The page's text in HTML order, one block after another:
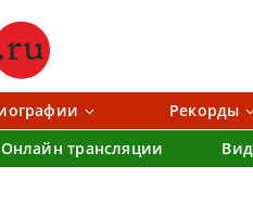
Рекорды
Онлайн трансляции